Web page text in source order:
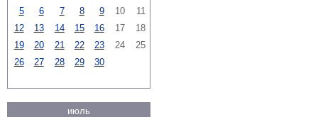
5
6 7 8 9 10
11
12
13 14 15 16 17
18
19
20 21 22 23 24
25
26
27 28 29 30
июль